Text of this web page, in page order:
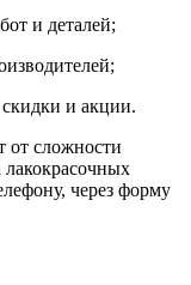
и деталей;
и акции.
от сложности
через форму